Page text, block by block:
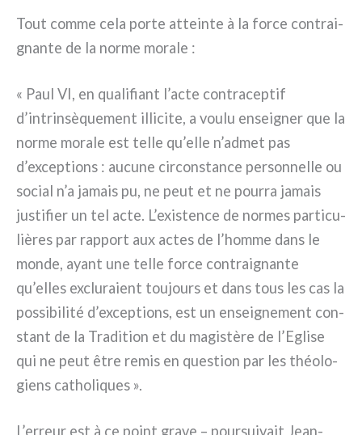
Tout com­me cela por­te attein­te à la for­ce con­trai­
gnan­te de la nor­me mora­le :
« Paul VI, en qua­li­fiant l’acte con­tra­cep­tif
d’intrinsèquement illi­ci­te, a vou­lu ensei­gner que la
nor­me mora­le est tel­le qu’elle n’admet pas
d’exceptions : aucu­ne cir­con­stan­ce per­son­nel­le ou
social n’a jamais pu, ne peut et ne pour­ra jamais
justi­fier un tel acte. L’existence de nor­mes par­ti­cu­
liè­res par rap­port aux actes de l’homme dans le
mon­de, ayant une tel­le for­ce con­trai­gnan­te
qu’elles exclu­ra­ient tou­jours et dans tous les cas la
pos­si­bi­li­té d’exceptions, est un ensei­gne­ment con­
stant de la Tradition et du magi­stè­re de l’Eglise
qui ne peut être remis en que­stion par les théo­lo­
giens catho­li­ques ».
L’erreur est à ce point gra­ve – pour­sui­vait Jean-